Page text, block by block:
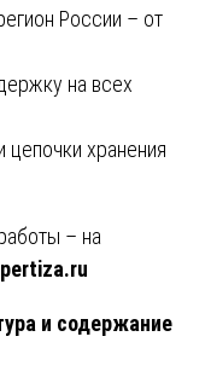
России – от
на всех
цепочки хранения
– на
и содержание